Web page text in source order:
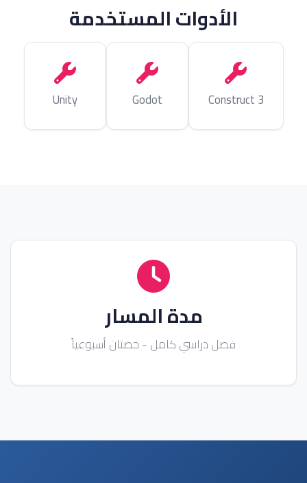
الأدوات المستخدمة
Unity Godot Construct 3
مدة المسار
فصل دراسي كامل - حصتان أسبوعياً